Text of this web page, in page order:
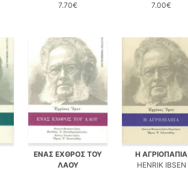
7.70€
7.00€
ΕΝΑΣ ΕΧΘΡΟΣ ΤΟΥ
ΛΑΟΥ
Η ΑΓΡΙΟΠΑΠΙΑ
HENRIK IBSEN